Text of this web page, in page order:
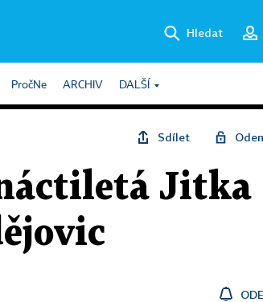
Hledat
PročNe ARCHIV DALŠÍ
Sdílet
Jitka